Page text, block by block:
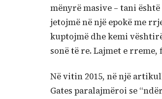
mënyrë masive – tani
jetojmë në një epokë me
kuptojmë dhe kemi
sonë të re. Lajmet e
Në vitin 2015, në një
Gates paralajmëroi se